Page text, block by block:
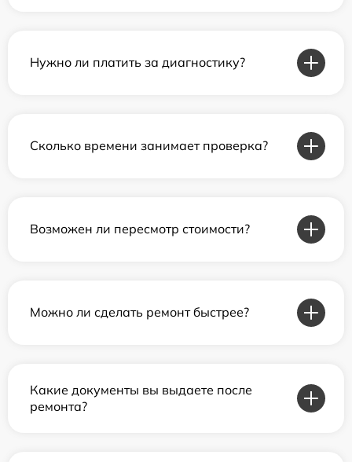
Нужно ли платить за диагностику?
Сколько времени занимает проверка?
Возможен ли пересмотр стоимости?
Можно ли сделать ремонт быстрее?
Какие документы вы выдаете после
ремонта?